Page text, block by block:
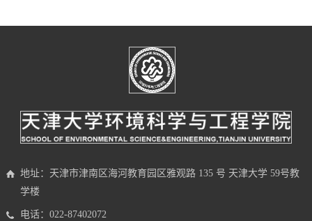
地址：天津市津南区海河教育园区雅观路 135 号 天津大学 59号教
学楼
电话：022-87402072